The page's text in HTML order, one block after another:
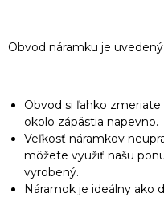
Obvod náramku je
Obvod si ľahko
okolo zápästia napevno.
Veľkosť náramkov
môžete využiť našu
vyrobený.
Náramok je ideálny ako